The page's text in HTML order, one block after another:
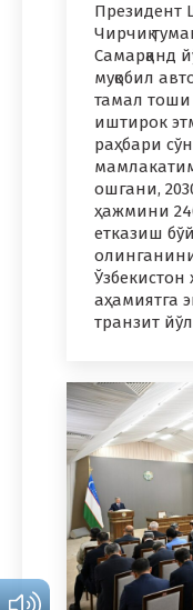
Президент
Чирчиқ
Самарқанд
муқобил
тамал
иштирок
раҳбари
ошгани,
ҳажмини
етказиш
Ўзбекистон
аҳамиятга
транзит